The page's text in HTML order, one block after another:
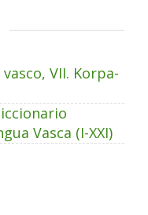
VII. Korpa-
Vasca (I-XXI)